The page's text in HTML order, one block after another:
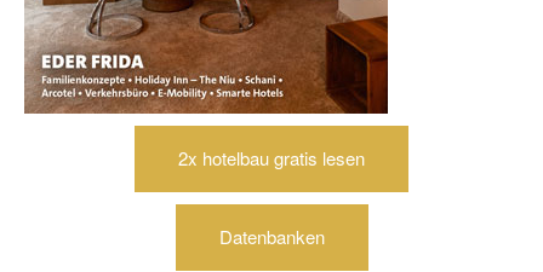
2x hotelbau gratis lesen
Datenbanken